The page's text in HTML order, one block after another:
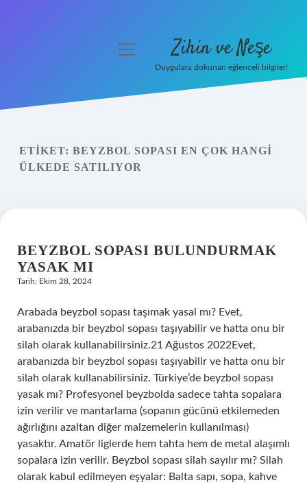
Yasal Uyarı
menüyü
Zihin ve Neşe
Duygulara dokunan eğlenceli bilgiler!
ETIKET: BEYZBOL SOPASI EN ÇOK HANGI
ÜLKEDE SATILIYOR
BEYZBOL SOPASI BULUNDURMAK
YASAK MI
Tarih: Ekim 28, 2024
Arabada beyzbol sopası taşımak yasal mı? Evet,
arabanızda bir beyzbol sopası taşıyabilir ve hatta onu bir
silah olarak kullanabilirsiniz.21 Ağustos 2022Evet,
arabanızda bir beyzbol sopası taşıyabilir ve hatta onu bir
silah olarak kullanabilirsiniz. Türkiye’de beyzbol sopası
yasak mı? Profesyonel beyzbolda sadece tahta sopalara
izin verilir ve mantarlama (sopanın gücünü etkilemeden
ağırlığını azaltan diğer malzemelerin kullanılması)
yasaktır. Amatör liglerde hem tahta hem de metal alaşımlı
sopalara izin verilir. Beyzbol sopası silah sayılır mı? Silah
olarak kabul edilmeyen eşyalar: Balta sapı, sopa, kahve